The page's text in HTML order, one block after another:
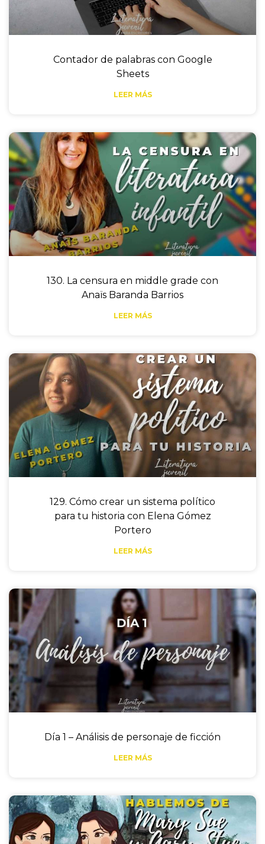
Contador de palabras con Google
Sheets
LEER MÁS
130. La censura en middle grade con
Anaïs Baranda Barrios
LEER MÁS
129. Cómo crear un sistema político
para tu historia con Elena Gómez
Portero
LEER MÁS
Día 1 – Análisis de personaje de ficción
LEER MÁS